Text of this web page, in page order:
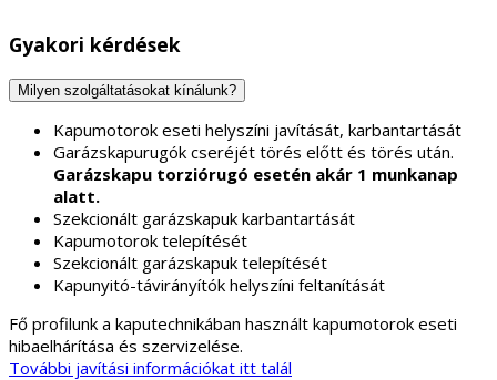
Gyakori kérdések
Milyen szolgáltatásokat kínálunk?
Kapumotorok eseti helyszíni javítását, karbantartását
Garázskapurugók cseréjét törés előtt és törés után.
Garázskapu torziórugó esetén akár 1 munkanap
alatt.
Szekcionált garázskapuk karbantartását
Kapumotorok telepítését
Szekcionált garázskapuk telepítését
Kapunyitó-távirányítók helyszíni feltanítását
Fő profilunk a kaputechnikában használt kapumotorok eseti
hibaelhárítása és szervizelése.
További javítási információkat itt talál